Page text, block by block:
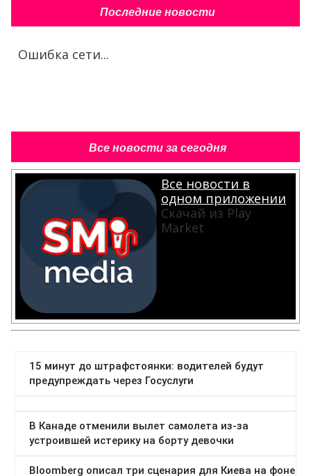
Последние новости
Ошибка сети...
Все новости за сегодня
Все новости в
одном приложении
Скачай из Play
Market